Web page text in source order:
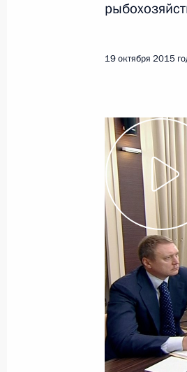
«Лада Веста»
22 октября 2015
21 октября
Беседа с
Киршнер
21 октября 2015
Встреча с
21 октября 2015
19 октября 2015